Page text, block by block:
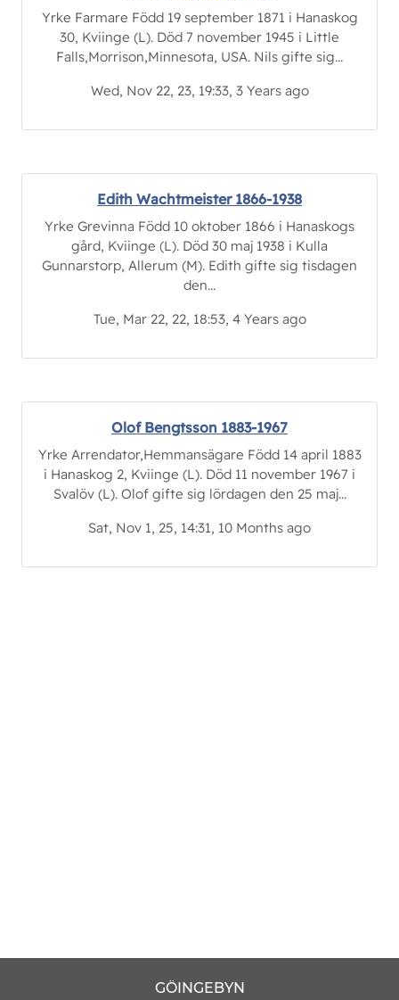
Yrke Farmare Född 19 september 1871 i Hanaskog
30, Kviinge (L). Död 7 november 1945 i Little
Falls,Morrison,Minnesota, USA. Nils gifte sig...
Wed, Nov 22, 23, 19:33, 3 Years ago
Edith Wachtmeister 1866-1938
Yrke Grevinna Född 10 oktober 1866 i Hanaskogs
gård, Kviinge (L). Död 30 maj 1938 i Kulla
Gunnarstorp, Allerum (M). Edith gifte sig tisdagen
den...
Tue, Mar 22, 22, 18:53, 4 Years ago
Olof Bengtsson 1883-1967
Yrke Arrendator,Hemmansägare Född 14 april 1883
i Hanaskog 2, Kviinge (L). Död 11 november 1967 i
Svalöv (L). Olof gifte sig lördagen den 25 maj...
Sat, Nov 1, 25, 14:31, 10 Months ago
GÖINGEBYN